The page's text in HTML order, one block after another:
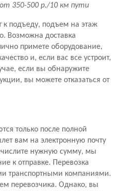
350-500 р./10 км пути
к подъеду, подъем на этаж
Возможна доставка
примете оборудование,
и, если вас все устроит,
если вы обнаружите
вы можете отказаться от
только после полной
вам на электронную почту
нужную сумму, мы
к отправке. Перевозка
транспортными компаниями.
перевозчика. Однако, вы